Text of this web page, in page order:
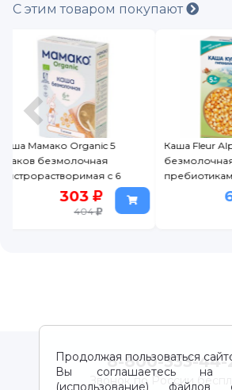
С этим товаром покупают
Каша Fleur Alpine
безмолочная Кукурузная с
пребиотиками
гипоаллергенная, с 5
669
Каша
190г
Продолжая пользоваться
Вы соглашаетесь на
(использование)
8-800-333-44-
Звонок по России